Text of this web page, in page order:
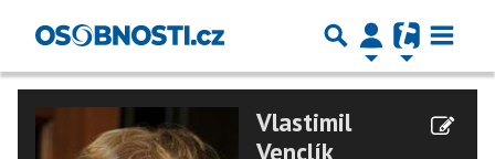
Vlastimil
Venclík